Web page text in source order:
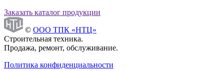
Заказать каталог продукции
© ООО ТПК «НТЦ»
Строительная техника.
Продажа, ремонт, обслуживание.
Политика конфиденциальности